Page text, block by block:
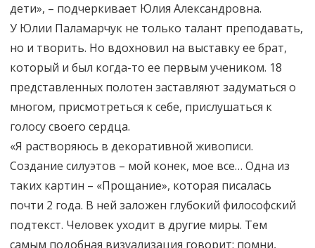
дети», – подчеркивает Юлия Александровна.
У Юлии Паламарчук не только талант преподавать,
но и творить. Но вдохновил на выставку ее брат,
который и был когда-то ее первым учеником. 18
представленных полотен заставляют задуматься о
многом, присмотреться к себе, прислушаться к
голосу своего сердца.
«Я растворяюсь в декоративной живописи.
Создание силуэтов – мой конек, мое все… Одна из
таких картин – «Прощание», которая писалась
почти 2 года. В ней заложен глубокий философский
подтекст. Человек уходит в другие миры. Тем
самым подобная визуализация говорит: помни,